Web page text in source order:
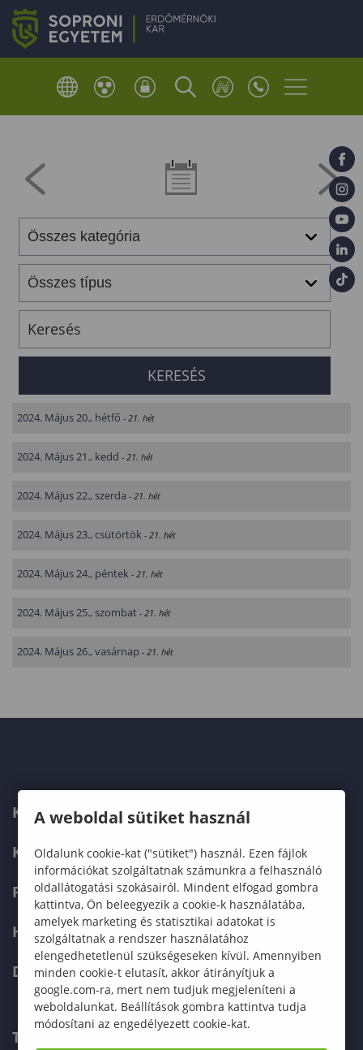
2024. Május 20., hétfő - 21. hét
2024. Május 21., kedd - 21. hét
2024. Május 22., szerda - 21. hét
2024. Május 23., csütörtök - 21. hét
2024. Május 24., péntek - 21. hét
2024. Május 25., szombat - 21. hét
2024. Május 26., vasárnap - 21. hét
KARUNK
KÉPZÉSEK
FELVÉTELIZŐKNEK
HALLGATÓKNAK
DOKTORI ISKOLA
TELEFONKÖNYV
A weboldal sütiket használ
Oldalunk cookie-kat ("sütiket") használ. Ezen fájlok
információkat szolgáltatnak számunkra a felhasználó
oldallátogatási szokásairól. Mindent elfogad gombra
kattintva, Ön beleegyezik a cookie-k használatába,
amelyek marketing és statisztikai adatokat is
szolgáltatnak a rendszer használatához
elengedhetetlenül szükségeseken kívül. Amennyiben
minden cookie-t elutasít, akkor átirányítjuk a
google.com-ra, mert nem tudjuk megjeleníteni a
weboldalunkat. Beállítások gombra kattintva tudja
módosítani az engedélyezett cookie-kat.